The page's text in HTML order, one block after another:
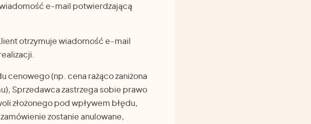
wiadomość e-mail potwierdzającą
otrzymuje wiadomość e-mail
cenowego (np. cena rażąco zaniżona
Sprzedawca zastrzega sobie prawo
złożonego pod wpływem błędu,
zostanie anulowane,